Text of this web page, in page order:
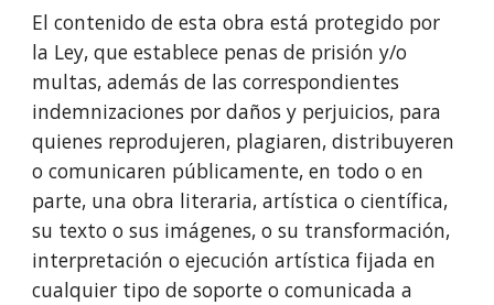
El contenido de esta obra está protegido por
la Ley, que establece penas de prisión y/o
multas, además de las correspondientes
indemnizaciones por daños y perjuicios, para
quienes reprodujeren, plagiaren, distribuyeren
o comunicaren públicamente, en todo o en
parte, una obra literaria, artística o científica,
su texto o sus imágenes, o su transformación,
interpretación o ejecución artística fijada en
cualquier tipo de soporte o comunicada a